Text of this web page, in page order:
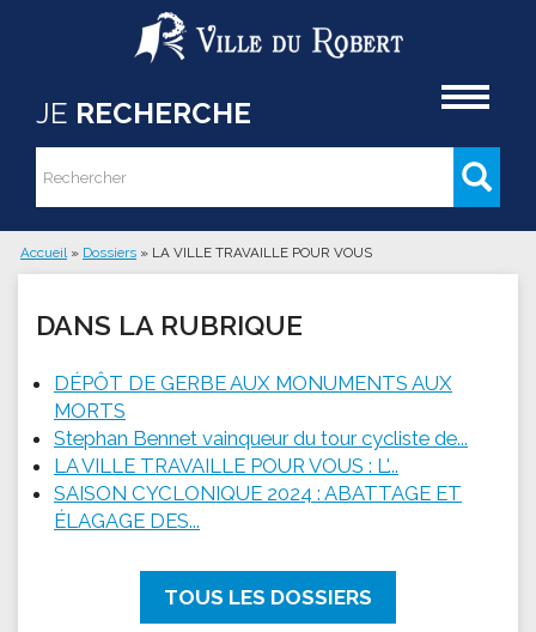
Aller au contenu principal
JE RECHERCHE
Formulaire de recherche
Rechercher
Vous êtes ici
Accueil » Dossiers » LA VILLE TRAVAILLE POUR VOUS
DANS LA RUBRIQUE
DÉPÔT DE GERBE AUX MONUMENTS AUX
MORTS
Stephan Bennet vainqueur du tour cycliste de...
LA VILLE TRAVAILLE POUR VOUS : L'...
SAISON CYCLONIQUE 2024 : ABATTAGE ET
ÉLAGAGE DES...
TOUS LES DOSSIERS